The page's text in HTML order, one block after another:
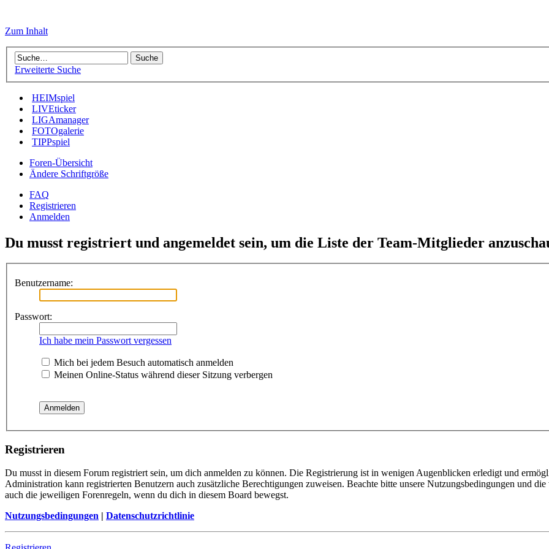
Zum Inhalt
Erweiterte Suche
HEIMspiel
LIVEticker
LIGAmanager
FOTOgalerie
TIPPspiel
Foren-Übersicht
Ändere Schriftgröße
FAQ
Registrieren
Anmelden
Du musst registriert und angemeldet sein, um die Liste der Team-Mitglieder
Benutzername:
Passwort:
Ich habe mein Passwort vergessen
Mich bei jedem Besuch automatisch anmelden
Meinen Online-Status während dieser Sitzung verbergen
Registrieren
Du musst in diesem Forum registriert sein, um dich anmelden zu können. Die Registrierung ist in wenigen Augenblicken erledigt und
Administration kann registrierten Benutzern auch zusätzliche Berechtigungen zuweisen. Beachte bitte unsere Nutzungsbedingungen und
auch die jeweiligen Forenregeln, wenn du dich in diesem Board bewegst.
Nutzungsbedingungen | Datenschutzrichtlinie